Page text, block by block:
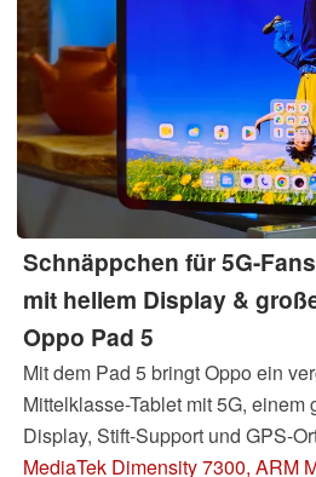
Schnäppchen für 5G-
mit hellem Display &
Oppo Pad 5
Mit dem Pad 5 bringt Oppo ein
Mittelklasse-Tablet mit 5G,
Display, Stift-Support und GPS-
Leider fallen die Unterschiede
MediaTek Dimensity 7300, ARM